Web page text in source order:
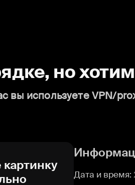
но
вы используете VPN/
Дата и время: